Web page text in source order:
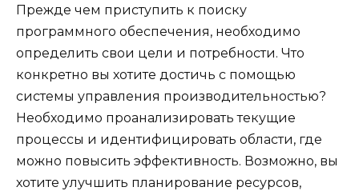
Прежде чем приступить к поиску
программного обеспечения, необходимо
определить свои цели и потребности. Что
конкретно вы хотите достичь с помощью
системы управления производительностью?
Необходимо проанализировать текущие
процессы и идентифицировать области, где
можно повысить эффективность. Возможно, вы
хотите улучшить планирование ресурсов,